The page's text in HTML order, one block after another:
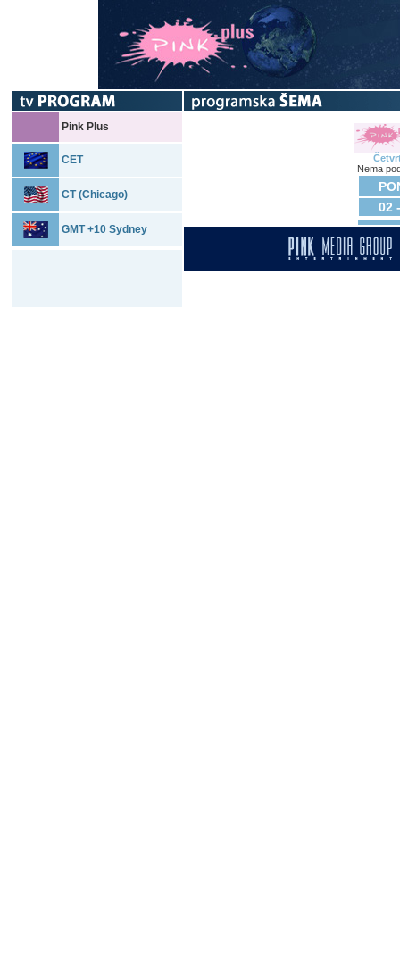
Pink Plus
CET
CT (Chicago)
GMT +10 Sydney
Nema
02